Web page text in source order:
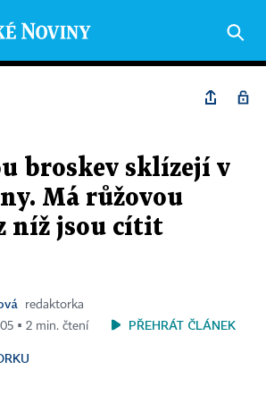
broskev sklízejí v
Má růžovou
níž jsou cítit
redaktorka
▪ 2 min. čtení
PŘEHRÁT ČLÁNEK